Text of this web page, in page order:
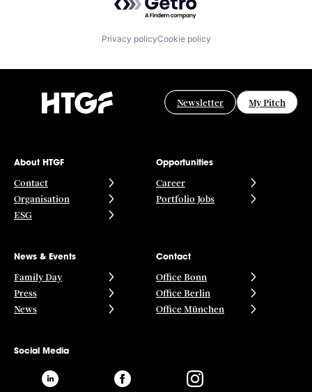
Privacy policyCookie policy
Newsletter My Pitch
About HTGF
Contact
Organisation
ESG
Opportunities
Career
Portfolio Jobs
News & Events
Family Day
Press
News
Contact
Office Bonn
Office Berlin
Office München
Social Media